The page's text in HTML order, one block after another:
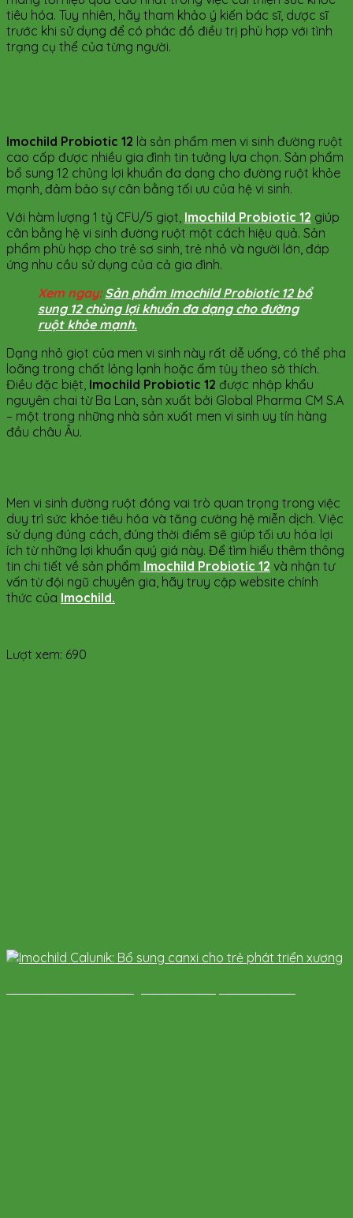
tiêu hóa. Tuy nhiên, hãy tham khảo ý kiến bác sĩ, dược sĩ
trước khi sử dụng để có phác đồ điều trị phù hợp với tình
trạng cụ thể của từng người.
Imochild Probiotic 12 là sản phẩm men vi sinh đường ruột
cao cấp được nhiều gia đình tin tưởng lựa chọn. Sản phẩm
bổ sung 12 chủng lợi khuẩn đa dạng cho đường ruột khỏe
mạnh, đảm bảo sự cân bằng tối ưu của hệ vi sinh.
Với hàm lượng 1 tỷ CFU/5 giọt, Imochild Probiotic 12 giúp
cân bằng hệ vi sinh đường ruột một cách hiệu quả. Sản
phẩm phù hợp cho trẻ sơ sinh, trẻ nhỏ và người lớn, đáp
ứng nhu cầu sử dụng của cả gia đình.
Xem ngay: Sản phẩm Imochild Probiotic 12 bổ
sung 12 chủng lợi khuẩn đa dạng cho đường
ruột khỏe mạnh.
Dạng nhỏ giọt của men vi sinh này rất dễ uống, có thể pha
loãng trong chất lỏng lạnh hoặc ấm tùy theo sở thích.
Điều đặc biệt, Imochild Probiotic 12 được nhập khẩu
nguyên chai từ Ba Lan, sản xuất bởi Global Pharma CM S.A
– một trong những nhà sản xuất men vi sinh uy tín hàng
đầu châu Âu.
Men vi sinh đường ruột đóng vai trò quan trọng trong việc
duy trì sức khỏe tiêu hóa và tăng cường hệ miễn dịch. Việc
sử dụng đúng cách, đúng thời điểm sẽ giúp tối ưu hóa lợi
ích từ những lợi khuẩn quý giá này. Để tìm hiểu thêm thông
tin chi tiết về sản phẩm Imochild Probiotic 12 và nhận tư
vấn từ đội ngũ chuyên gia, hãy truy cập website chính
thức của Imochild.
Lượt xem: 690